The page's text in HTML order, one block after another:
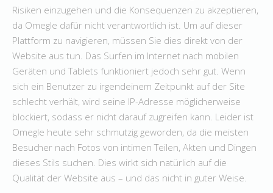
Risiken einzugehen und die Konsequenzen zu akzeptieren,
da Omegle dafür nicht verantwortlich ist. Um auf dieser
Plattform zu navigieren, müssen Sie dies direkt von der
Website aus tun. Das Surfen im Internet nach mobilen
Geräten und Tablets funktioniert jedoch sehr gut. Wenn
sich ein Benutzer zu irgendeinem Zeitpunkt auf der Site
schlecht verhält, wird seine IP-Adresse möglicherweise
blockiert, sodass er nicht darauf zugreifen kann. Leider ist
Omegle heute sehr schmutzig geworden, da die meisten
Besucher nach Fotos von intimen Teilen, Akten und Dingen
dieses Stils suchen. Dies wirkt sich natürlich auf die
Qualität der Website aus – und das nicht in guter Weise.